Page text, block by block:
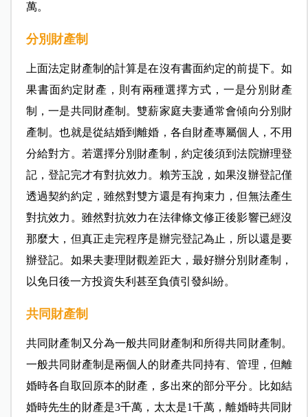
萬。
分別財產制
上面法定財產制的計算是在沒有書面約定的前提下。如
果書面約定財產，則有兩種選擇方式，一是分別財產
制，一是共同財產制。雙薪家庭夫妻通常會傾向分別財
產制。也就是從結婚到離婚，各自財產專屬個人，不用
分給對方。若選擇分別財產制，約定後須到法院辦理登
記，登記完才有對抗效力。賴芳玉說，如果沒辦登記僅
透過契約約定，雖然對雙方還是有拘束力，但無法產生
對抗效力。雖然對抗效力在法律條文修正後影響已經沒
那麼大，但真正走完程序是辦完登記為止，所以還是要
辦登記。如果夫妻理財觀差距大，最好辦分別財產制，
以免日後一方投資失利甚至負債引發糾紛。
共同財產制
共同財產制又分為一般共同財產制和所得共同財產制。
一般共同財產制是兩個人的財產共同持有、管理，但離
婚時各自取回原本的財產，多出來的部分平分。比如結
婚時先生的財產是3千萬，太太是1千萬，離婚時共同財